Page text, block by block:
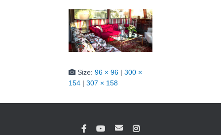
Size: 96 × 96 | 300 ×
154 | 307 × 158